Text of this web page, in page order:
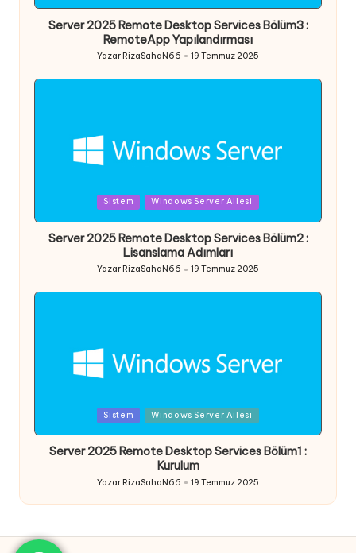
Server 2025 Remote Desktop Services Bölüm3 :
RemoteApp Yapılandırması
Posted
by
Yazar RizaSahaN66 19 Temmuz 2025
Sistem Windows Server Ailesi
Server 2025 Remote Desktop Services Bölüm2 :
Lisanslama Adımları
Posted
by
Yazar RizaSahaN66 19 Temmuz 2025
Sistem Windows Server Ailesi
Server 2025 Remote Desktop Services Bölüm1 :
Kurulum
Posted
by
Yazar RizaSahaN66 19 Temmuz 2025